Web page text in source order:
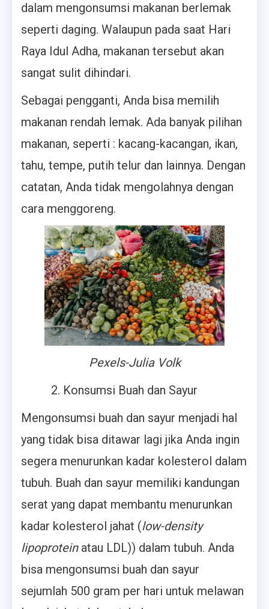
dalam mengonsumsi makanan berlemak
seperti daging. Walaupun pada saat Hari
Raya Idul Adha, makanan tersebut akan
sangat sulit dihindari.
Sebagai pengganti, Anda bisa memilih
makanan rendah lemak. Ada banyak pilihan
makanan, seperti : kacang-kacangan, ikan,
tahu, tempe, putih telur dan lainnya. Dengan
catatan, Anda tidak mengolahnya dengan
cara menggoreng.
Pexels-Julia Volk
2. Konsumsi Buah dan Sayur
Mengonsumsi buah dan sayur menjadi hal
yang tidak bisa ditawar lagi jika Anda ingin
segera menurunkan kadar kolesterol dalam
tubuh. Buah dan sayur memiliki kandungan
serat yang dapat membantu menurunkan
kadar kolesterol jahat (low-density
lipoproteinatau LDL)) dalam tubuh. Anda
bisa mengonsumsi buah dan sayur
sejumlah 500 gram per hari untuk melawan